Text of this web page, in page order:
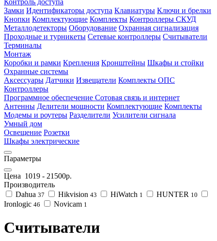
Контроль доступа
Замки Идентификаторы доступа Клавиатуры Ключи и брелки
Кнопки Комплектующие Комплекты Контроллеры СКУД
Металлодетекторы Оборудование Охранная сигнализация
Проходные и турникеты Сетевые контроллеры Считыватели
Терминалы
Монтаж
Коробки и рамки Крепления Кронштейны Шкафы и стойки
Охранные системы
Аксессуары Датчики Извещатели Комплекты ОПС
Контроллеры
Программное обеспечение Сотовая связь и интернет
Антенны Делители мощности Комплектующие Комплекты
Модемы и роутеры Разделители Усилители сигнала
Умный дом
Освещение Розетки
Шкафы электрические
Параметры
Цена 1019 - 21500р.
Производитель
Dahua 37 Hikvision 43 HiWatch 1 HUNTER 10
Ironlogic 46 Novicam 1
Считыватели